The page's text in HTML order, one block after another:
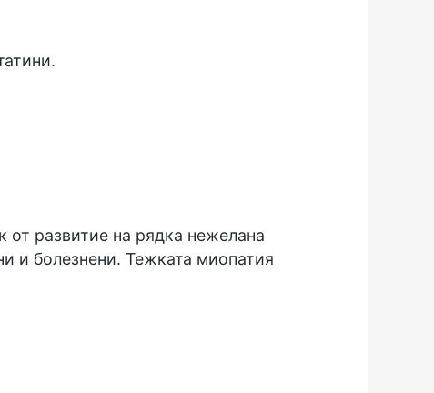
развитие на рядка нежелана
и болезнени. Тежката миопатия